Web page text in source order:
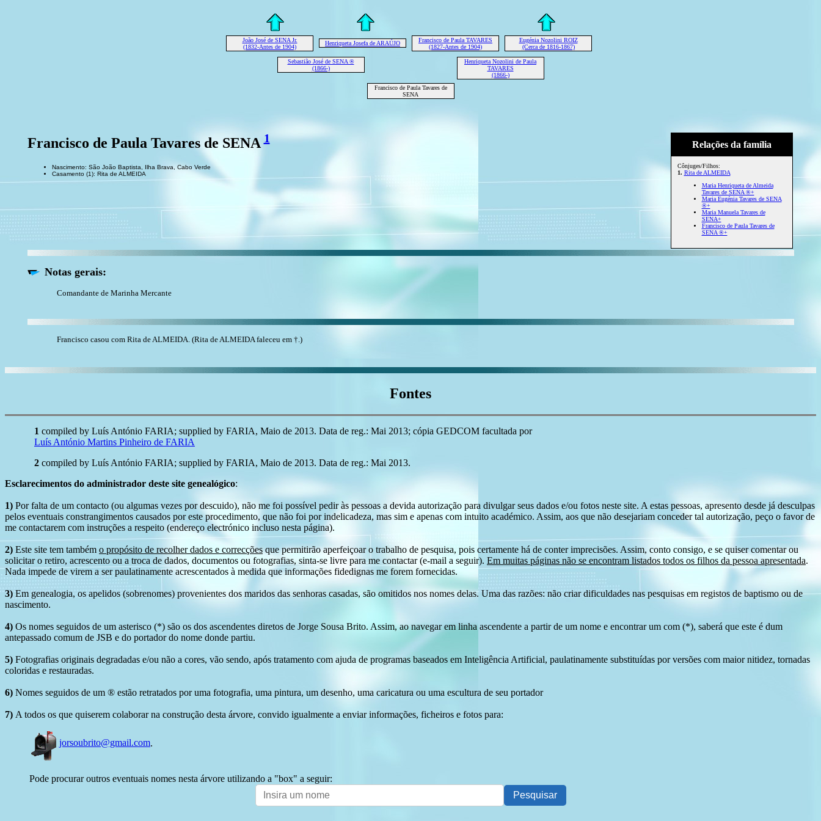
João José de SENA Jr.
(1832-Antes de 1904)
Henriqueta Josefa de ARAÚJO
Francisco de Paula TAVARES
(1827-Antes de 1904)
Eugénia Nozolini ROIZ
(Cerca de 1816-1867)
Sebastião José de SENA ®
(1866-)
Henriqueta Nozolini de Paula
TAVARES
(1866-)
Francisco de Paula Tavares de
SENA
Relações da família
Cônjuges/Filhos:
1. Rita de ALMEIDA
Maria Henriqueta de Almeida
Tavares de SENA ®+
Maria Eugénia Tavares de SENA
®+
Maria Manuela Tavares de
SENA+
Francisco de Paula Tavares de
SENA ®+
Francisco de Paula Tavares de SENA1
Nascimento: São João Baptista, Ilha Brava, Cabo Verde
Casamento (1): Rita de ALMEIDA
Notas gerais:
Comandante de Marinha Mercante
Francisco casou com Rita de ALMEIDA. (Rita de ALMEIDA faleceu em †.)
Fontes
1 compiled by Luís António FARIA; supplied by FARIA, Maio de 2013. Data de reg.: Mai 2013; cópia GEDCOM facultada por
Luís António Martins Pinheiro de FARIA
2 compiled by Luís António FARIA; supplied by FARIA, Maio de 2013. Data de reg.: Mai 2013.
Esclarecimentos do administrador deste site genealógico:
1) Por falta de um contacto (ou algumas vezes por descuido), não me foi possível pedir às pessoas a devida autorização para divulgar seus dados e/ou fotos neste site. A estas pessoas, apresento desde já desculpas
pelos eventuais constrangimentos causados por este procedimento, que não foi por indelicadeza, mas sim e apenas com intuito académico. Assim, aos que não desejariam conceder tal autorização, peço o favor de
me contactarem com instruções a respeito (endereço electrónico incluso nesta página).
2) Este site tem também o propósito de recolher dados e correcçõesque permitirão aperfeiçoar o trabalho de pesquisa, pois certamente há de conter imprecisões. Assim, conto consigo, e se quiser comentar ou
solicitar o retiro, acrescento ou a troca de dados, documentos ou fotografias, sinta-se livre para me contactar (e-mail a seguir). Em muitas páginas não se encontram listados todos os filhos da pessoa apresentada.
Nada impede de virem a ser paulatinamente acrescentados à medida que informações fidedignas me forem fornecidas.
3) Em genealogia, os apelidos (sobrenomes) provenientes dos maridos das senhoras casadas, são omitidos nos nomes delas. Uma das razões: não criar dificuldades nas pesquisas em registos de baptismo ou de
nascimento.
4) Os nomes seguidos de um asterisco (*) são os dos ascendentes diretos de Jorge Sousa Brito. Assim, ao navegar em linha ascendente a partir de um nome e encontrar um com (*), saberá que este é dum
antepassado comum de JSB e do portador do nome donde partiu.
5) Fotografias originais degradadas e/ou não a cores, vão sendo, após tratamento com ajuda de programas baseados em Inteligência Artificial, paulatinamente substituídas por versões com maior nitidez, tornadas
coloridas e restauradas.
6) Nomes seguidos de um ® estão retratados por uma fotografia, uma pintura, um desenho, uma caricatura ou uma escultura de seu portador
7) A todos os que quiserem colaborar na construção desta árvore, convido igualmente a enviar informações, ficheiros e fotos para:
jorsoubrito@gmail.com
Pode procurar outros eventuais nomes nesta árvore utilizando a "box" a seguir: